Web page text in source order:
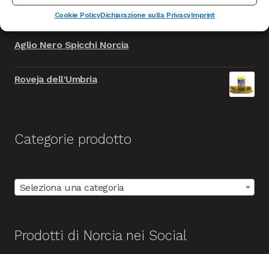
Cookie PolicyDichiarazione sulla PrivacyImprint
9.999,00€.999,00€.
originale
era:
9.999,00€.
attuale
è:
999,00€.
Salsicce Nursinelle F.lli Ansuini Norcia
Aglio Nero Spicchi Norcia
Roveja dell'Umbria
Categorie prodotto
Seleziona una categoria
Prodotti di Norcia nei Social